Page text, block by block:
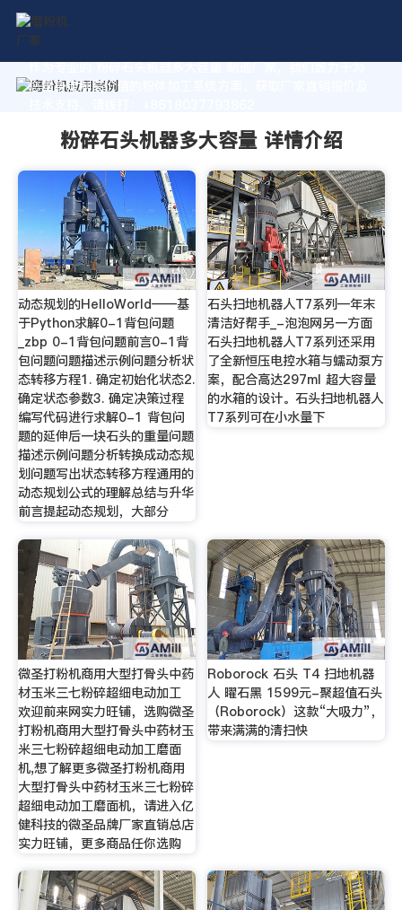
作为专业的 粉碎石头机器多大容量 制造厂家，我们致力于为
您量身定制高价值的粉体加工系统方案。获取厂家直销报价及
粉碎石头机器多大容量 详情介绍
动态规划的HelloWorld——基
于Python求解0-1背包问题
_zbp 0-1背包问题前言0-1背
包问题问题描述示例问题分析状
态转移方程1. 确定初始化状态2.
确定状态参数3. 确定决策过程
编写代码进行求解0-1 背包问
题的延伸后一块石头的重量问题
描述示例问题分析转换成动态规
划问题写出状态转移方程通用的
动态规划公式的理解总结与升华
前言提起动态规划，大部分
石头扫地机器人T7系列—年末
清洁好帮手_-泡泡网另一方面
石头扫地机器人T7系列还采用
了全新恒压电控水箱与蠕动泵方
案，配合高达297ml 超大容量
的水箱的设计。石头扫地机器人
T7系列可在小水量下
微圣打粉机商用大型打骨头中药
材玉米三七粉碎超细电动加工
欢迎前来网实力旺铺，选购微圣
打粉机商用大型打骨头中药材玉
米三七粉碎超细电动加工磨面
机,想了解更多微圣打粉机商用
大型打骨头中药材玉米三七粉碎
超细电动加工磨面机，请进入亿
健科技的微圣品牌厂家直销总店
实力旺铺，更多商品任你选购
Roborock 石头 T4 扫地机器
人 曜石黑 1599元-聚超值石头
（Roborock）这款“大吸力”，
带来满满的清扫快